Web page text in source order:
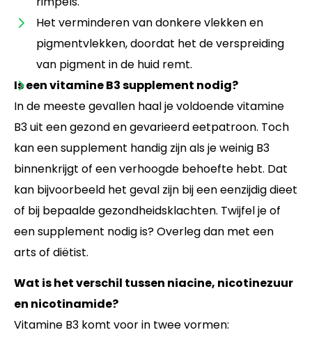
Het verminderen van donkere vlekken en
pigmentvlekken, doordat het de verspreiding
van pigment in de huid remt.
Is een vitamine B3 supplement nodig?
In de meeste gevallen haal je voldoende vitamine
B3 uit een gezond en gevarieerd eetpatroon. Toch
kan een supplement handig zijn als je weinig B3
binnenkrijgt of een verhoogde behoefte hebt. Dat
kan bijvoorbeeld het geval zijn bij een eenzijdig dieet
of bij bepaalde gezondheidsklachten. Twijfel je of
een supplement nodig is? Overleg dan met een
arts of diëtist.
Wat is het verschil tussen niacine, nicotinezuur
en nicotinamide?
Vitamine B3 komt voor in twee vormen: